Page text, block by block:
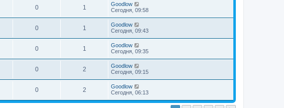
0 1
Goodlow
Сегодня, 09:58
0 1
Goodlow
Сегодня, 09:43
0 1
Goodlow
Сегодня, 09:35
0 2
Goodlow
Сегодня, 09:15
0 2
Goodlow
Сегодня, 06:13